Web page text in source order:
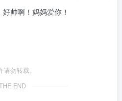
帅啊！妈妈爱你！
勿转载。
END